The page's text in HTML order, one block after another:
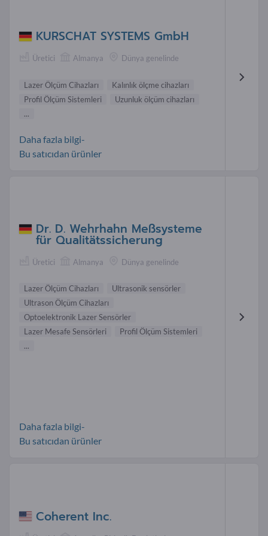
KURSCHAT SYSTEMS GmbH
Üretici Almanya Dünya genelinde
Lazer Ölçüm Cihazları
Kalınlık ölçme cihazları
Profil Ölçüm Sistemleri
Uzunluk ölçüm cihazları
...
Daha fazla bilgi-
Bu satıcıdan ürünler
Dr. D. Wehrhahn Meßsysteme
für Qualitätssicherung
Üretici Almanya Dünya genelinde
Lazer Ölçüm Cihazları
Ultrasonik sensörler
Ultrason Ölçüm Cihazları
Optoelektronik Lazer Sensörler
Lazer Mesafe Sensörleri
Profil Ölçüm Sistemleri
...
Daha fazla bilgi-
Bu satıcıdan ürünler
Coherent Inc.